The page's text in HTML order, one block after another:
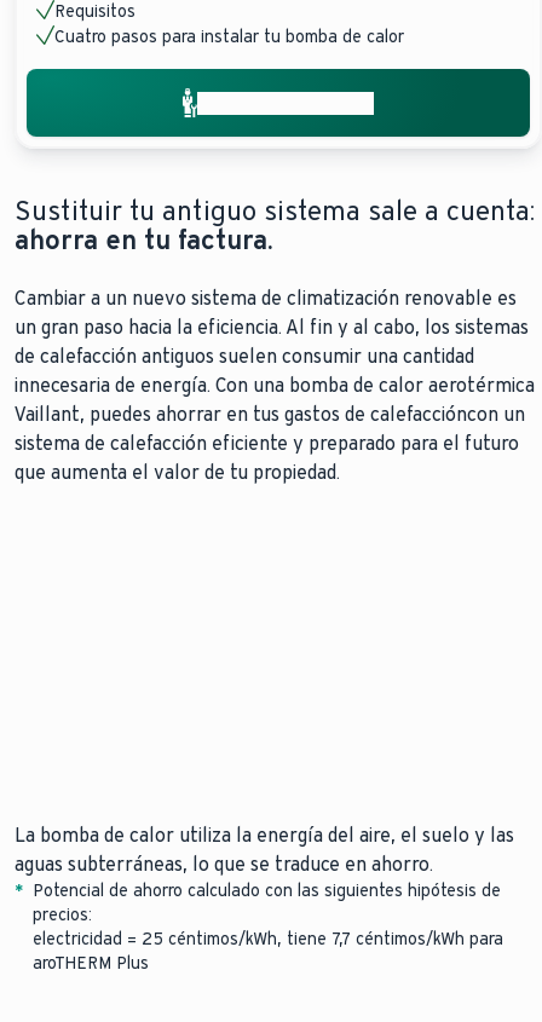
Requisitos
Cuatro pasos para instalar tu bomba de calor
Sustituir tu antiguo sistema sale a cuenta:
ahorra en tu factura.
Cambiar a un nuevo sistema de climatización renovable es
un gran paso hacia la eficiencia. Al fin y al cabo, los sistemas
de calefacción antiguos suelen consumir una cantidad
innecesaria de energía. Con una bomba de calor aerotérmica
Vaillant, puedes ahorrar en tus gastos de calefaccióncon un
sistema de calefacción eficiente y preparado para el futuro
que aumenta el valor de tu propiedad.
La bomba de calor utiliza la energía del aire, el suelo y las
aguas subterráneas, lo que se traduce en ahorro.
* Potencial de ahorro calculado con las siguientes hipótesis de
precios:
electricidad = 25 céntimos/kWh, tiene 7,7 céntimos/kWh para
aroTHERM Plus